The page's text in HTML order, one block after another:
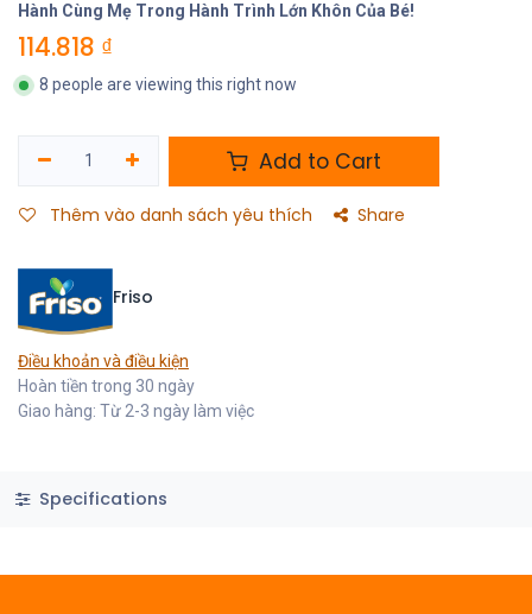
Hành Cùng Mẹ Trong Hành Trình Lớn Khôn Của Bé!
114.818 ₫
8 people are viewing this right now
Add to Cart
Thêm vào danh sách yêu thích Share
Friso
Điều khoản và điều kiện
Hoàn tiền trong 30 ngày
Giao hàng: Từ 2-3 ngày làm việc
Specifications